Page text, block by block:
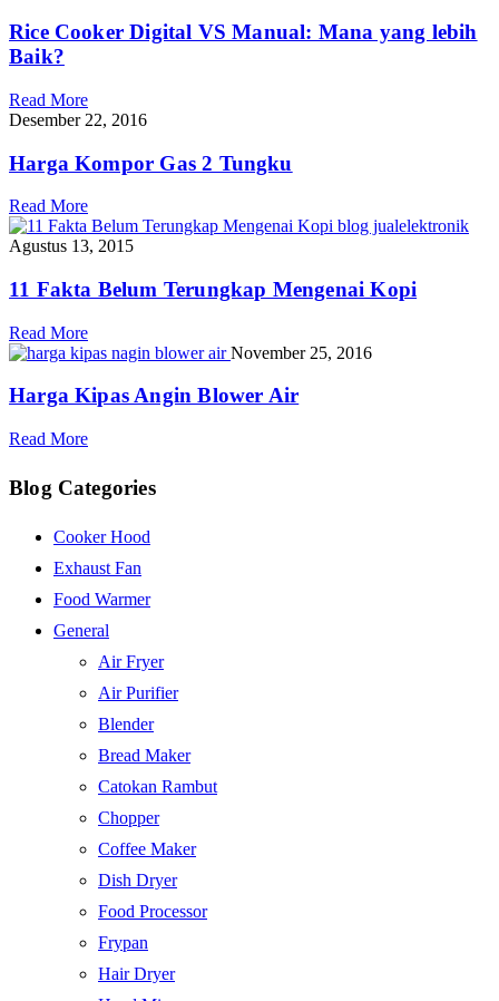
Rice Cooker Digital VS Manual: Mana yang lebih
Baik?
Read More
Desember 22, 2016
Harga Kompor Gas 2 Tungku
Read More
Agustus 13, 2015
11 Fakta Belum Terungkap Mengenai Kopi
Read More
November 25, 2016
Harga Kipas Angin Blower Air
Read More
Blog Categories
Cooker Hood
Exhaust Fan
Food Warmer
General
Air Fryer
Air Purifier
Blender
Bread Maker
Catokan Rambut
Chopper
Coffee Maker
Dish Dryer
Food Processor
Frypan
Hair Dryer